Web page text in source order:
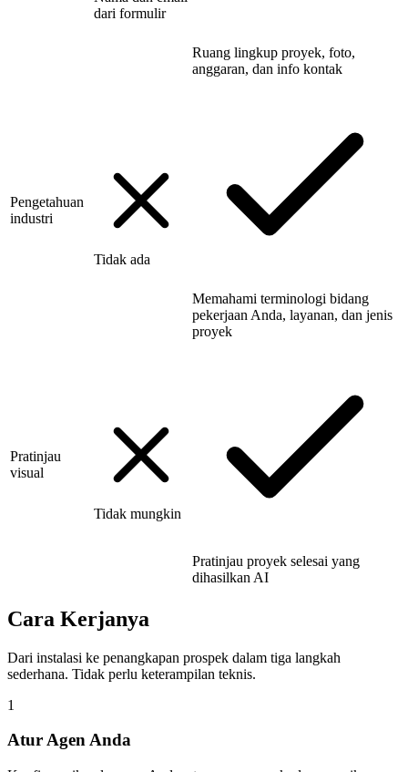
dari formulir
Ruang lingkup proyek, foto,
anggaran, dan info kontak
Pengetahuan
industri
Tidak ada
Memahami terminologi bidang
pekerjaan Anda, layanan, dan jenis
proyek
Pratinjau
visual
Tidak mungkin
Pratinjau proyek selesai yang
dihasilkan AI
Cara Kerjanya
Dari instalasi ke penangkapan prospek dalam tiga langkah
sederhana. Tidak perlu keterampilan teknis.
1
Atur Agen Anda